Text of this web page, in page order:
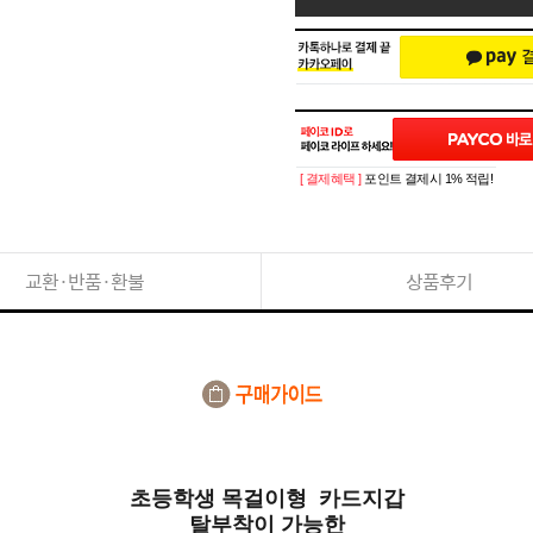
[ 결제혜택 ] 포인트 결제시 1% 적립!
교환·반품·환불 상품후기
초등학생 목걸이형 카드지갑
탈부착이 가능한